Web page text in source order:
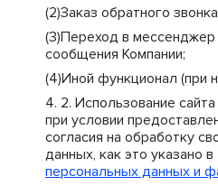
Заказ обратного
Переход в мессенджер
сообщения Компании;
Иной функционал (при
Использование
при условии
согласия на обработку
данных, как это указано в
персональных данных и